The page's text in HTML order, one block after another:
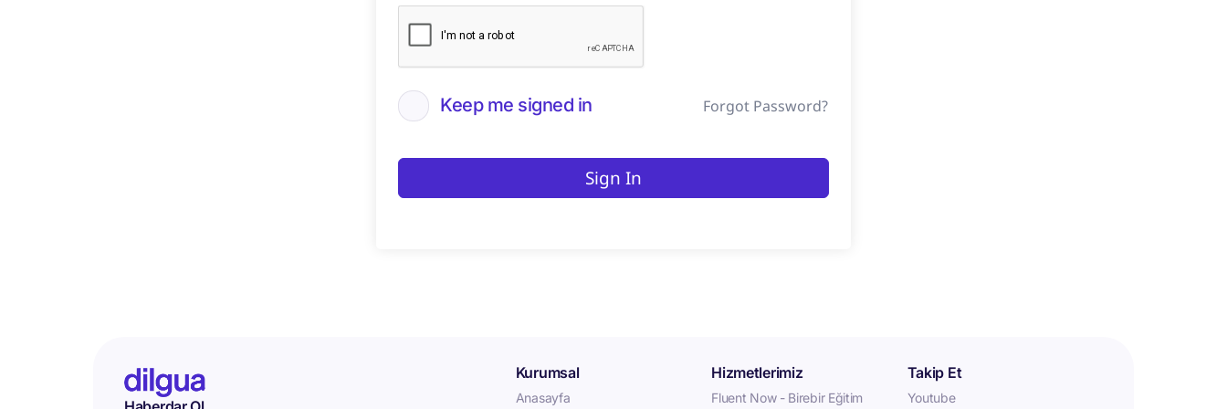
Keep me signed in Forgot Password?
Sign In
Kurumsal
Anasayfa
Hizmetlerimiz
Fluent Now - Birebir Eğitim
Takip Et
Youtube